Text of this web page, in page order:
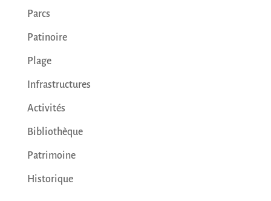
Parcs
Patinoire
Plage
Infrastructures
Activités
Bibliothèque
Patrimoine
Historique